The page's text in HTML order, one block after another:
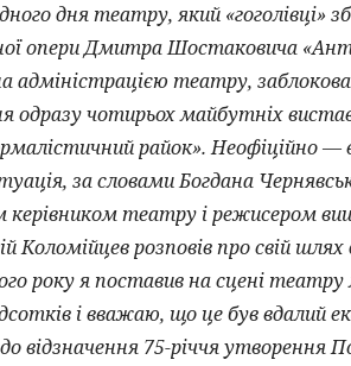
дня театру, який «гоголівці»
опери Дмитра Шостаковича
адміністрацією театру,
одразу чотирьох майбутніх
райок». Неофіційно —
за словами Богдана
керівником театру і режисером
Коломійцев розповів про свій
року я поставив на сцені театру
і вважаю, що це був вдалий
відзначення 75-річчя утворення